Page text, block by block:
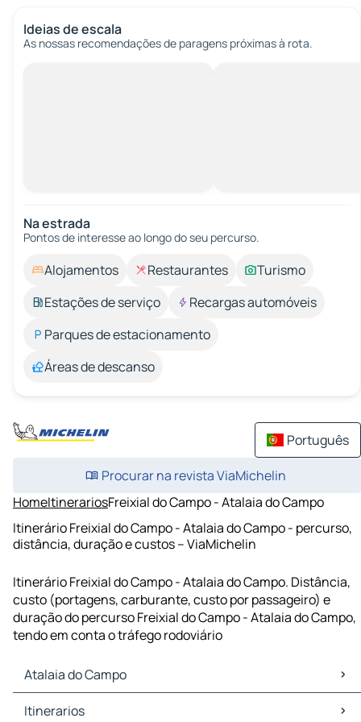
Ideias de escala
As nossas recomendações de paragens próximas à rota.
Na estrada
Pontos de interesse ao longo do seu percurso.
Alojamentos Restaurantes
Turismo
Estações de serviço
Recargas automóveis
Parques de estacionamento
Áreas de descanso
Português
Procurar na revista ViaMichelin
HomeItinerariosFreixial do Campo - Atalaia do Campo
Itinerário Freixial do Campo - Atalaia do Campo - percurso,
distância, duração e custos – ViaMichelin
Itinerário Freixial do Campo - Atalaia do Campo. Distância,
custo (portagens, carburante, custo por passageiro) e
duração do percurso Freixial do Campo - Atalaia do Campo,
tendo em conta o tráfego rodoviário
Atalaia do Campo
Atalaia do Campo Mapas Plantas
Itinerarios